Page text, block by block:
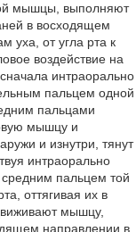
мышцы, выполняют
в восходящем
уха, от угла рта к
воздействие на
интраорально
пальцем одной
пальцами
мышцу и
и изнутри, тянут
интраорально
пальцем той
оттягивая их в
мышцу,
направлении в